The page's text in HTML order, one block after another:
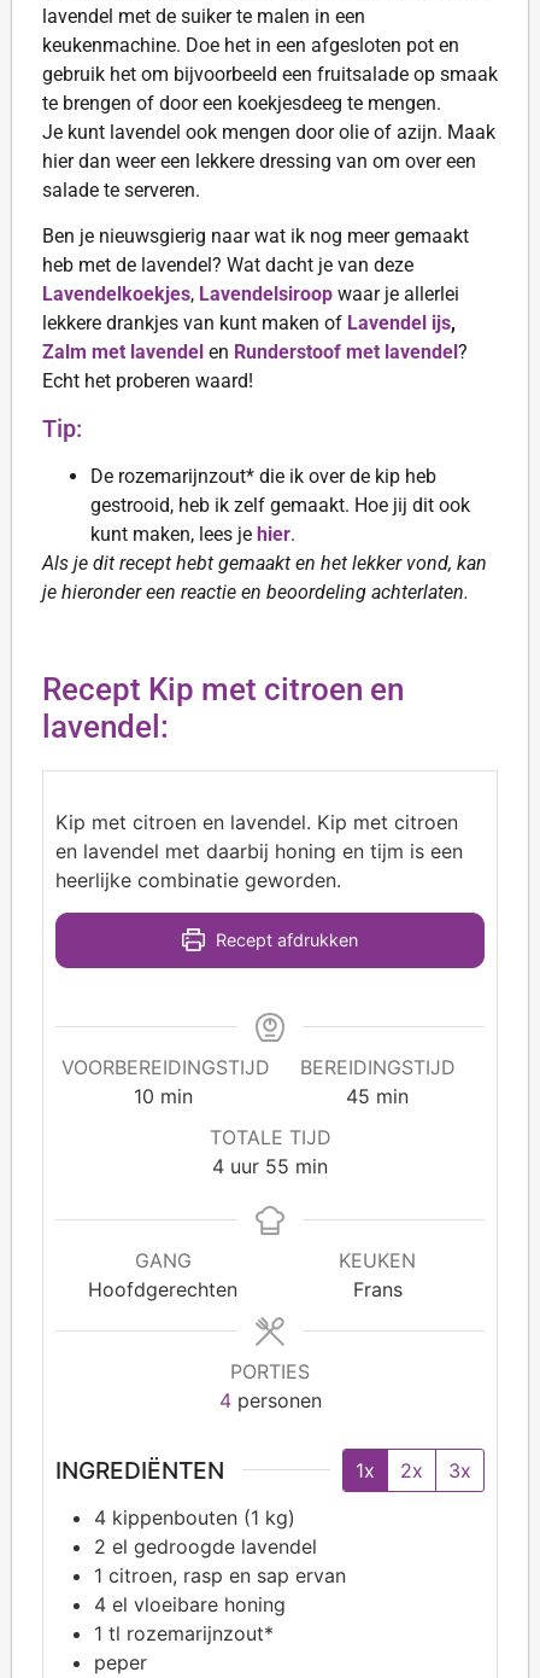
lavendel met de suiker te malen in een
keukenmachine. Doe het in een afgesloten pot en
gebruik het om bijvoorbeeld een fruitsalade op smaak
te brengen of door een koekjesdeeg te mengen.
Je kunt lavendel ook mengen door olie of azijn. Maak
hier dan weer een lekkere dressing van om over een
salade te serveren.
Ben je nieuwsgierig naar wat ik nog meer gemaakt
heb met de lavendel? Wat dacht je van deze
Lavendelkoekjes, Lavendelsiroop waar je allerlei
lekkere drankjes van kunt maken of Lavendel ijs,
Zalm met lavendel en Runderstoof met lavendel ?
Echt het proberen waard!
Tip:
De rozemarijnzout* die ik over de kip heb
gestrooid, heb ik zelf gemaakt. Hoe jij dit ook
kunt maken, lees je hier.
Als je dit recept hebt gemaakt en het lekker vond, kan
je hieronder een reactie en beoordeling achterlaten.
Recept Kip met citroen en
lavendel:
Kip met citroen en lavendel. Kip met citroen
en lavendel met daarbij honing en tijm is een
heerlijke combinatie geworden.
Recept afdrukken
VOORBEREIDINGSTIJD
10 min
BEREIDINGSTIJD
45 min
TOTALE TIJD
4 uur 55 min
GANG
Hoofdgerechten
KEUKEN
Frans
PORTIES
4 personen
INGREDIËNTEN 1x 2x
3x
4 kippenbouten (1 kg)
2 el gedroogde lavendel
1 citroen, rasp en sap ervan
4 el vloeibare honing
1 tl rozemarijnzout*
peper